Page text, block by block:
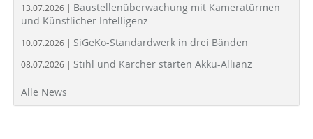
13.07.2026 | Baustellenüberwachung mit Kameratürmen
und Künstlicher Intelligenz
10.07.2026 | SiGeKo-Standardwerk in drei Bänden
08.07.2026 | Stihl und Kärcher starten Akku-Allianz
Alle News